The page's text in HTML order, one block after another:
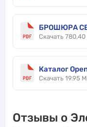
БРОШЮРА
Скачать 780.40
Каталог
Скачать 19.95
Отзывы о